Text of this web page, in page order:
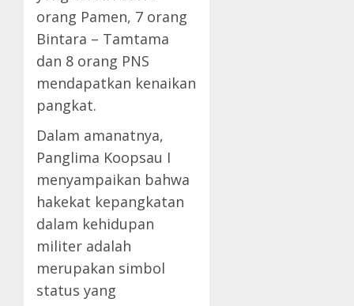
orang Pamen, 7 orang
Bintara – Tamtama
dan 8 orang PNS
mendapatkan kenaikan
pangkat.
Dalam amanatnya,
Panglima Koopsau I
menyampaikan bahwa
hakekat kepangkatan
dalam kehidupan
militer adalah
merupakan simbol
status yang